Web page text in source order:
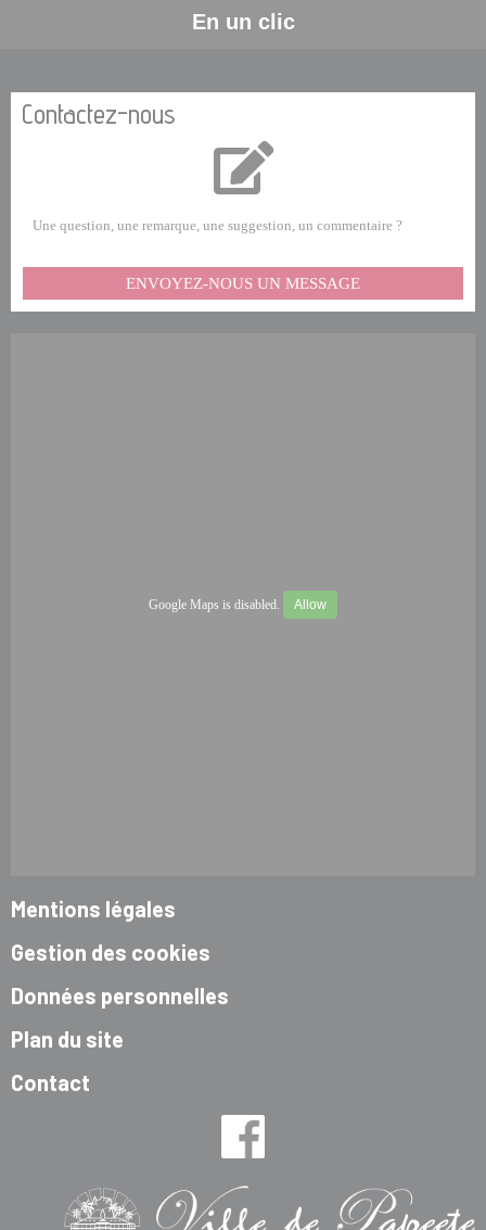
En un clic
Contactez-nous
Une question, une remarque, une suggestion, un commentaire ?
ENVOYEZ-NOUS UN MESSAGE
Google Maps is disabled. Allow
Mentions légales
Gestion des cookies
Données personnelles
Plan du site
Contact